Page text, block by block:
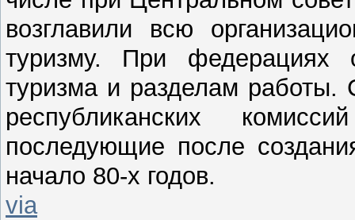
возглавили всю
туризму. При федерациях
туризма и разделам работы.
республиканских
последующие после
начало 80-х годов.
via